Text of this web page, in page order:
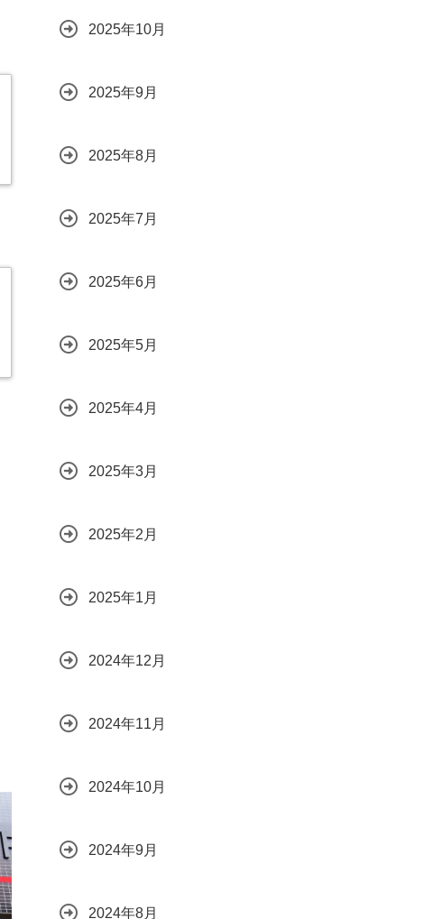
2025年10月
2025年9月
2025年8月
2025年7月
2025年6月
2025年5月
2025年4月
2025年3月
2025年2月
2025年1月
2024年12月
2024年11月
2024年10月
2024年9月
2024年8月